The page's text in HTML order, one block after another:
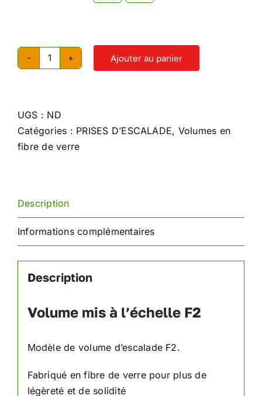
quantité
mis
à
l'échelle
Ajouter au panier
UGS : ND
Catégories : PRISES D’ESCALADE, Volumes en
fibre de verre
Description
Informations complémentaires
Description
Volume mis à l’échelle F2
Modèle de volume d’escalade F2.
Fabriqué en fibre de verre pour plus de
légèreté et de solidité